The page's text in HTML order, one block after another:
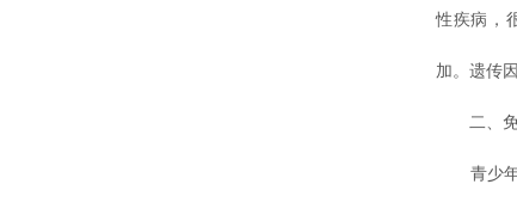
性疾病，
加。遗传
二、免
青少年